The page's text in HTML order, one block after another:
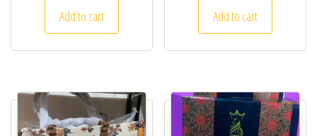
Add to cart Add to cart